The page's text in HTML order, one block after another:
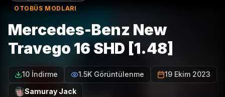
OTOBÜS MODLARI
Mercedes-Benz New
Travego 16 SHD [1.48]
10 İndirme 1.5K Görüntülenme
19 Ekim 2023
Samuray Jack